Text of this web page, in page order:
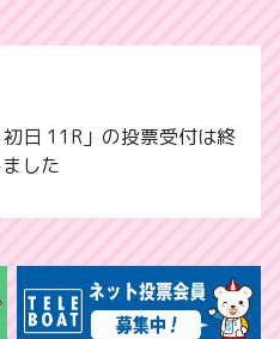
日 11R」の投票受付は終
した